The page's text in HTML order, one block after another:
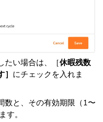
たい場合は、［休暇残数
にチェックを入れま
数と、その有効期限（1〜
す。